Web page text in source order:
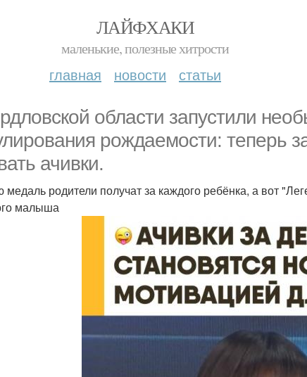
ЛАЙФХАКИ
маленькие, полезные хитрости
главная новости статьи
области запустили
рождаемости: теперь
ачивки.
родители получат за каждого ребёнка, а вот
малыша